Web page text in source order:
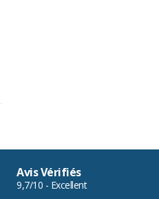
Avis Vérifiés
9,7/10 - Excellent